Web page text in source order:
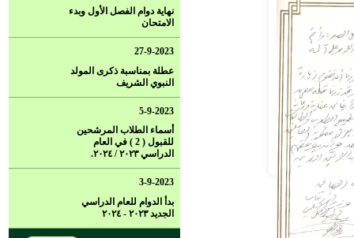
نهاية دوام الفصل الأول وبدء
الامتحان
27-9-2023
عطلة بمناسبة ذكرى المولد
النبوي الشريف
5-9-2023
أسماء الطلاب المرشحين
للقبول ( 2 ) في العام
الدراسي ٢٠٢٣ / ٢٠٢٤.
3-9-2023
بدأ الدوام للعام الدراسي
الجديد ٢٠٢٣ - ٢٠٢٤